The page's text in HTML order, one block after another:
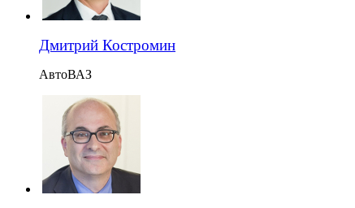
Дмитрий Костромин
АвтоВАЗ